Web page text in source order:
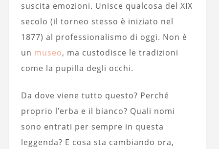
suscita emozioni. Unisce qualcosa del XIX
secolo (il torneo stesso è iniziato nel
1877) al professionalismo di oggi. Non è
un museo, ma custodisce le tradizioni
come la pupilla degli occhi.
Da dove viene tutto questo? Perché
proprio l’erba e il bianco? Quali nomi
sono entrati per sempre in questa
leggenda? E cosa sta cambiando ora,